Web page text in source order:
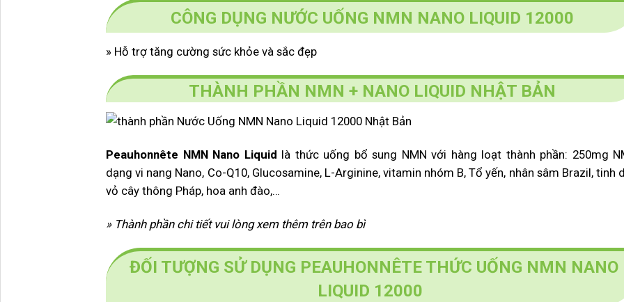
CÔNG DỤNG NƯỚC UỐNG NMN NANO LIQUID 12000
» Hỗ trợ tăng cường sức khỏe và sắc đẹp
THÀNH PHẦN NMN + NANO LIQUID NHẬT BẢN
Peauhonnête NMN Nano Liquid là thức uống bổ sung NMN với hàng loạt thành phần: 250mg
dạng vi nang Nano, Co-Q10, Glucosamine, L-Arginine, vitamin nhóm B,Tổ yến, nhân sâm Brazil, tinh
vỏ cây thông Pháp, hoa anh đào,…
» Thành phần chi tiết vui lòng xem thêm trên bao bì
ĐỐI TƯỢNG SỬ DỤNG PEAUHONNÊTE THỨC UỐNG NMN NANO
LIQUID 12000